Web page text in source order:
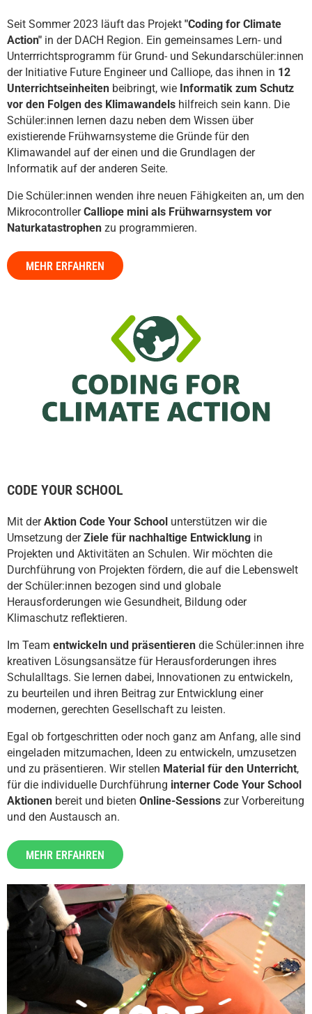
Schulen
Hilfe
DE EN ES
Seit Sommer 2023 läuft das Projekt "Coding for Climate
Action" in der DACH Region. Ein gemeinsames Lern- und
Unterrrichtsprogramm für Grund- und Sekundarschüler:innen
der Initiative Future Engineer und Calliope, das ihnen in 12
Unterrichtseinheiten beibringt, wie Informatik zum Schutz
vor den Folgen des Klimawandels hilfreich sein kann. Die
Schüler:innen lernen dazu neben dem Wissen über
existierende Frühwarnsysteme die Gründe für den
Klimawandel auf der einen und die Grundlagen der
Informatik auf der anderen Seite.
Die Schüler:innen wenden ihre neuen Fähigkeiten an, um den
MikrocontrollerCalliope mini als Frühwarnsystem vor
Naturkatastrophen zu programmieren.
MEHR ERFAHREN
CODE YOUR SCHOOL
Mit derAktion Code Your School unterstützen wir die
Umsetzung derZiele für nachhaltige Entwicklung in
Projekten und Aktivitäten an Schulen. Wir möchten die
Durchführung von Projekten fördern, die auf die Lebenswelt
der Schüler:innen bezogen sind und globale
Herausforderungen wie Gesundheit, Bildung oder
Klimaschutz reflektieren.
Im Team entwickeln und präsentieren die Schüler:innen ihre
kreativen Lösungsansätze für Herausforderungen ihres
Schulalltags. Sie lernen dabei, Innovationen zu entwickeln,
zu beurteilen und ihren Beitrag zur Entwicklung einer
modernen, gerechten Gesellschaft zu leisten.
Egal ob fortgeschritten oder noch ganz am Anfang, alle sind
eingeladen mitzumachen, Ideen zu entwickeln, umzusetzen
und zu präsentieren. Wir stellen Material für den Unterricht,
für die individuelle Durchführung interner Code Your School
Aktionen bereit und bieten Online-Sessions zur Vorbereitung
und den Austausch an.
MEHR ERFAHREN